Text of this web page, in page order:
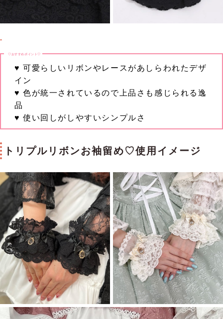
♡おすすめポイント♡
♥ 可愛らしいリボンやレースがあしらわれたデザ
イン
♥ 色が統一されているので上品さも感じられる逸
品
♥ 使い回しがしやすいシンプルさ
トリプルリボンお袖留め♡使用イメージ